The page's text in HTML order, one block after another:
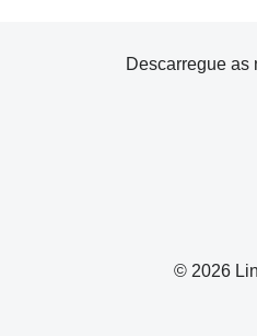
© 2026
Descarregue as